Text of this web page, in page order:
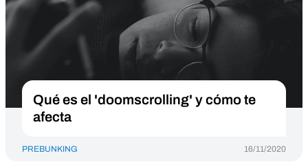
Qué es el 'doomscrolling' y cómo te
afecta
PREBUNKING 16/11/2020